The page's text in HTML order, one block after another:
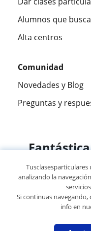
Alumnos que
Alta centros
Comunidad
Novedades y Blog
Preguntas y
Fantástica
305915
© 2007 -
Mapa web:
analizando la
Si continuas navegando,
info en